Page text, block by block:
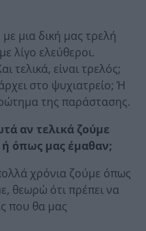
μια δική μας τρελή
λίγο ελεύθεροι.
είναι τρελός;
στο ψυχιατρείο; Ή
της παράστασης.
αν τελικά ζούμε
όπως μας έμαθαν;
χρόνια ζούμε όπως
θεωρώ ότι πρέπει να
που θα μας